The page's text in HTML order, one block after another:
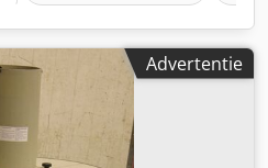
Advertentie